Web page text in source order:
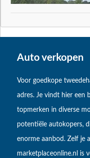
Auto verkopen
Voor goedkope
adres. Je vindt hier een
topmerken in diverse
potentiële autokopers,
enorme aanbod. Zelf je
marketplaceonline.nl is